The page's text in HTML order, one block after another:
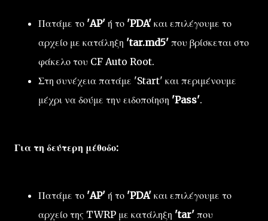
Πατάμε το 'AP' ή το 'PDA' και επιλέγουμε το
αρχείο με κατάληξη 'tar.md5' που βρίσκεται στο
φάκελο του CF Auto Root.
Στη συνέχεια πατάμε 'Start' και περιμένουμε
μέχρι να δούμε την ειδοποίηση 'Pass'.
Για τη δεύτερη μέθοδο:
Πατάμε το 'AP' ή το 'PDA' και επιλέγουμε το
αρχείο της TWRP με κατάληξη 'tar' που